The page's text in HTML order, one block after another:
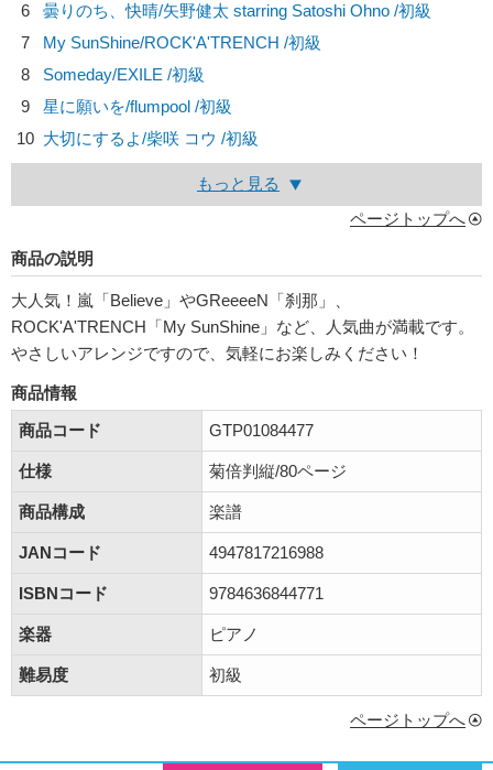
6
曇りのち、快晴/矢野健太 starring Satoshi Ohno /初級
7
My SunShine/ROCK'A'TRENCH /初級
8
Someday/EXILE /初級
9
星に願いを/flumpool /初級
10 大切にするよ/柴咲 コウ /初級
もっと見る
ページトップへ
商品の説明
大人気！嵐「Believe」やGReeeeN「刹那」、
ROCK'A'TRENCH「My SunShine」など、人気曲が満載です。
やさしいアレンジですので、気軽にお楽しみください！
商品情報
商品コード
GTP01084477
仕様 菊倍判縦/80ページ
商品構成 楽譜
JANコード 4947817216988
ISBNコード 9784636844771
楽器 ピアノ
難易度 初級
ページトップへ